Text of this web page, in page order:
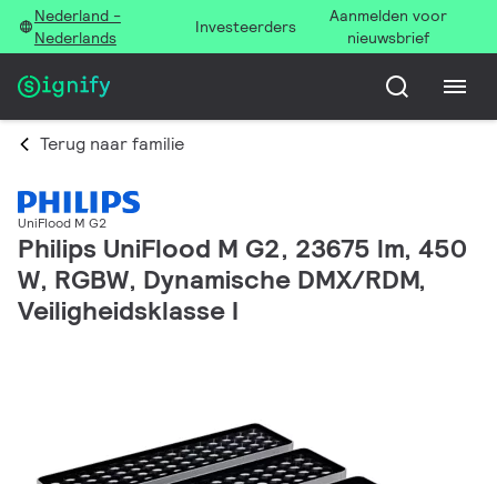
Nederland -
Nederlands
Investeerders
Aanmelden voor
nieuwsbrief
Terug naar familie
UniFlood M G2
Philips UniFlood M G2, 23675 lm, 450
W, RGBW, Dynamische DMX/RDM,
Veiligheidsklasse I